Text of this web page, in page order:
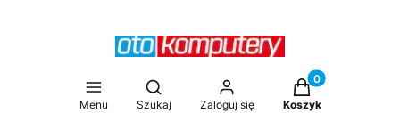
Menu
Otwórz wyszukiwarkę
Szukaj Zaloguj się
Produkty w
Koszyk